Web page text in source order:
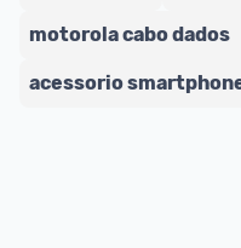
motorola cabo dados
acessorio